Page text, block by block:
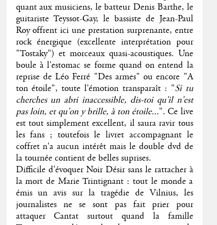
quant aux musiciens, le batteur Denis Barthe, le
guitariste Teyssot-Gay, le bassiste de Jean-Paul
Roy offrent ici une prestation surprenante, entre
rock énergique (excellente interprétation pour
"Tostaky") et morceaux quasi-acoustiques. Une
boule à l'estomac se forme quand on entend la
reprise de Léo Ferré "Des armes" ou encore "A
ton étoile", toute l'émotion transparaît : "Si tu
cherches un abri inaccessible, dis-toi qu'il n'est
pas loin, et qu'on y brille, à ton étoile...". Ce live
est tout simplement excellent, il saura ravir tous
les fans ; toutefois le livret accompagnant le
coffret n'a aucun intérêt mais le double dvd de
la tournée contient de belles suprises.
Difficile d'évoquer Noir Désir sans le rattacher à
la mort de Marie Trintignant : tout le monde a
émis un avis sur la tragédie de Vilnius, les
journalistes ne se sont pas fait prier pour
attaquer Cantat surtout quand la famille